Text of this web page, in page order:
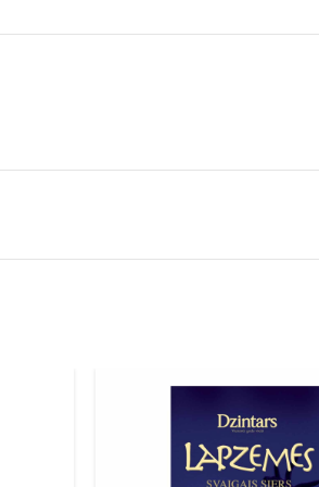
un tādēļ tā nevar tikt uzskatīta par identisku